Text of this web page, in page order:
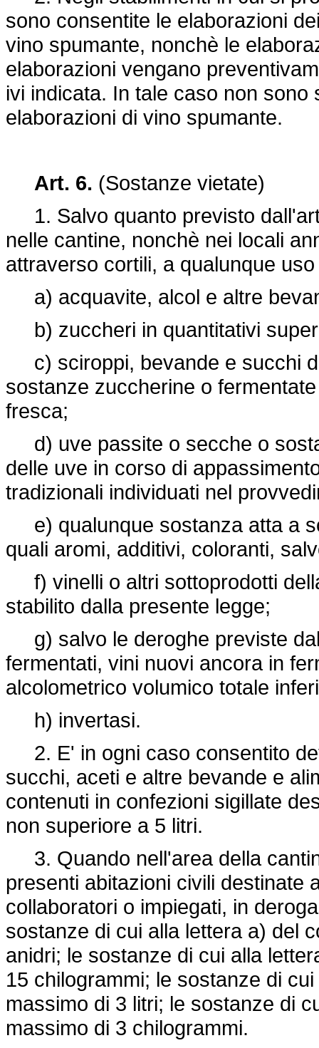
sono consentite le elaborazioni
vino spumante, nonchè le
elaborazioni vengano
ivi indicata. In tale caso non
elaborazioni di vino spumante.
Art. 6. (Sostanze vietate)
1. Salvo quanto previsto
nelle cantine, nonchè nei locali
attraverso cortili, a qualunque
a) acquavite, alcol e altre
b) zuccheri in quantitativi
c) sciroppi, bevande e succhi
sostanze zuccherine o
fresca;
d) uve passite o secche o
delle uve in corso di
tradizionali individuati nel
e) qualunque sostanza atta a
quali aromi, additivi, coloranti,
f) vinelli o altri sottoprodotti
stabilito dalla presente legge;
g) salvo le deroghe previste
fermentati, vini nuovi ancora in
alcolometrico volumico totale
h) invertasi.
2. E' in ogni caso consentito
succhi, aceti e altre bevande e
contenuti in confezioni sigillate
non superiore a 5 litri.
3. Quando nell'area della
presenti abitazioni civili destinate
collaboratori o impiegati, in
sostanze di cui alla lettera a) del
anidri; le sostanze di cui alla
15 chilogrammi; le sostanze di
massimo di 3 litri; le sostanze di
massimo di 3 chilogrammi.